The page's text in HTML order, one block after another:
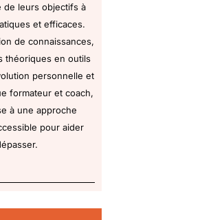
de leurs objectifs à
et efficaces.
de connaissances,
théoriques en outils
personnelle et
formateur et coach,
à une approche
pour aider